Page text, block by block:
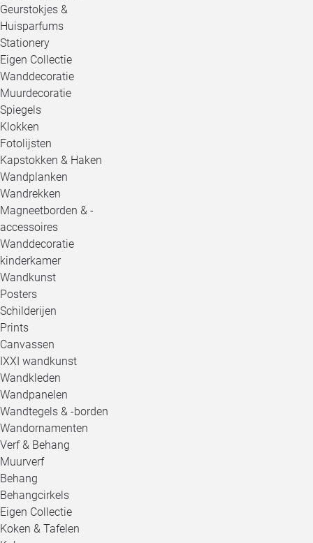
Geurstokjes &
Huisparfums
Stationery
Eigen Collectie
Wanddecoratie
Muurdecoratie
Spiegels
Klokken
Fotolijsten
Kapstokken & Haken
Wandplanken
Wandrekken
Magneetborden & -
accessoires
Wanddecoratie
kinderkamer
Wandkunst
Posters
Schilderijen
Prints
Canvassen
IXXI wandkunst
Wandkleden
Wandpanelen
Wandtegels & -borden
Wandornamenten
Verf & Behang
Muurverf
Behang
Behangcirkels
Eigen Collectie
Koken & Tafelen